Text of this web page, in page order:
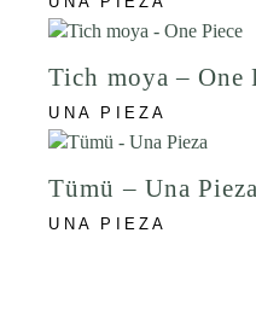
Tich moya – One
UNA PIEZA
Tümü – Una Pieza
UNA PIEZA